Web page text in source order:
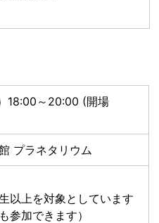
18:00～20:00 (開場
プラネタリウム
以上を対象としています
参加できます）